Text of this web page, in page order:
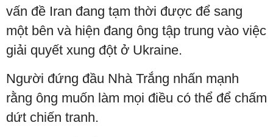
vấn đề Iran đang tạm thời được để sang
một bên và hiện đang ông tập trung vào việc
giải quyết xung đột ở Ukraine.
Người đứng đầu Nhà Trắng nhấn mạnh
rằng ông muốn làm mọi điều có thể để chấm
dứt chiến tranh.